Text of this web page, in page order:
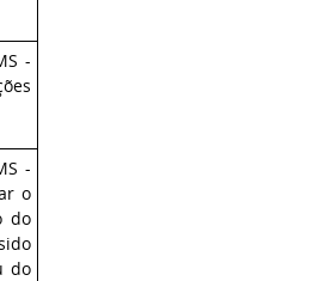
-
-
o
do
do